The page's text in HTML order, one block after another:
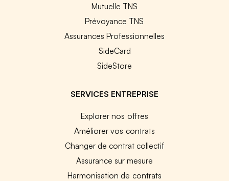
Mutuelle TNS
Prévoyance TNS
Assurances Professionnelles
SideCard
SideStore
SERVICES ENTREPRISE
Explorer nos offres
Améliorer vos contrats
Changer de contrat collectif
Assurance sur mesure
Harmonisation de contrats